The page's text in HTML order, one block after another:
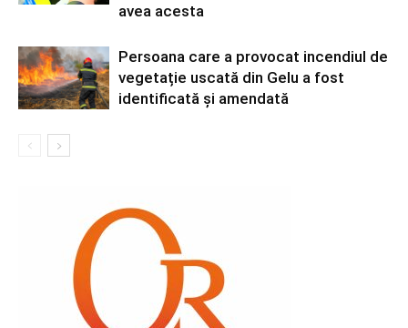
avea acesta
Persoana care a provocat incendiul de
vegetație uscată din Gelu a fost
identificată și amendată